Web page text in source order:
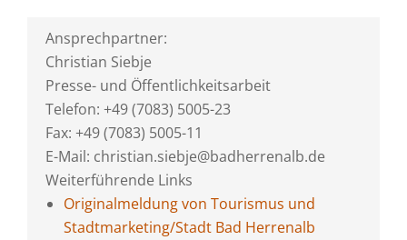
Ansprechpartner:
Christian Siebje
Presse- und Öffentlichkeitsarbeit
Telefon: +49 (7083) 5005-23
Fax: +49 (7083) 5005-11
E-Mail: christian.siebje@badherrenalb.de
Weiterführende Links
Originalmeldung von Tourismus und
Stadtmarketing/Stadt Bad Herrenalb